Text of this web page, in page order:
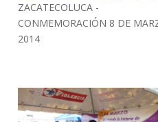
ZACATECOLUCA -
CONMEMORACIÓN 8 DE
2014